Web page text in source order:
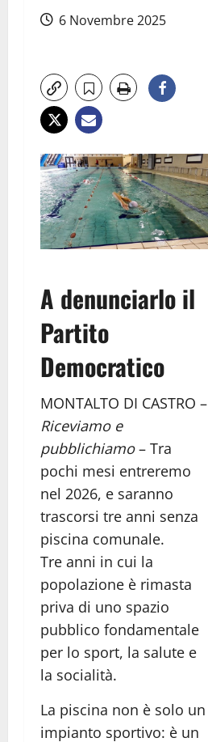
6 Novembre 2025
A denunciarlo il
Partito
Democratico
MONTALTO DI CASTRO –
Riceviamo e
pubblichiamo– Tra
pochi mesi entreremo
nel 2026, e saranno
trascorsi tre anni senza
piscina comunale.
Tre anni in cui la
popolazione è rimasta
priva di uno spazio
pubblico fondamentale
per lo sport, la salute e
la socialità.
La piscina non è solo un
impianto sportivo: è un